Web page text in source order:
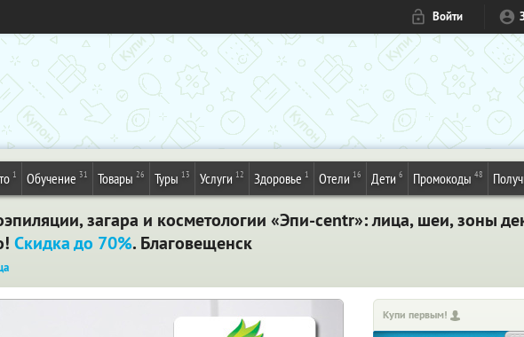
Войти
1 Обучение 31 Товары 26 Туры 13 Услуги 12 Здоровье 1 Отели 16 Дети 6 Промокоды 48
загара и косметологии «Эпи-centr»: лица, шеи, зоны
Скидка до 70%. Благовещенск
Купи первым!